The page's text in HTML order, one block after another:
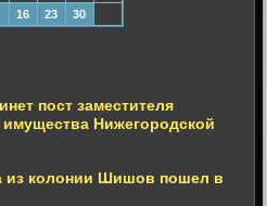
16 23 30
пост заместителя
Нижегородской
из колонии Шишов пошел в